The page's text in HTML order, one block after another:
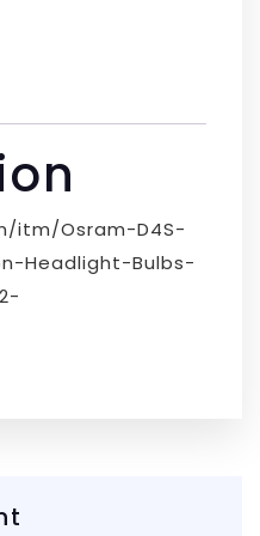
itm/Osram-D4S-
Headlight-Bulbs-